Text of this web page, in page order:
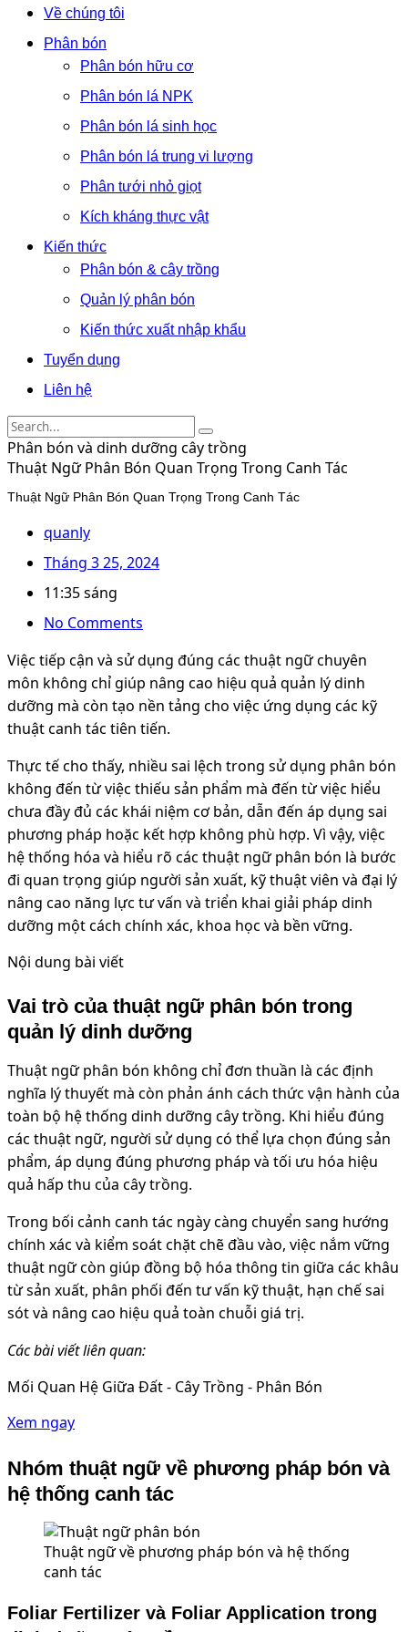
Về chúng tôi
Phân bón
Phân bón hữu cơ
Phân bón lá NPK
Phân bón lá sinh học
Phân bón lá trung vi lượng
Phân tưới nhỏ giọt
Kích kháng thực vật
Kiến thức
Phân bón & cây trồng
Quản lý phân bón
Kiến thức xuất nhập khẩu
Tuyển dụng
Liên hệ
Phân bón và dinh dưỡng cây trồng
Thuật Ngữ Phân Bón Quan Trọng Trong Canh Tác
Thuật Ngữ Phân Bón Quan Trọng Trong Canh Tác
quanly
Tháng 3 25, 2024
11:35 sáng
No Comments
Việc tiếp cận và sử dụng đúng các thuật ngữ chuyên
môn không chỉ giúp nâng cao hiệu quả quản lý dinh
dưỡng mà còn tạo nền tảng cho việc ứng dụng các kỹ
thuật canh tác tiên tiến.
Thực tế cho thấy, nhiều sai lệch trong sử dụng phân bón
không đến từ việc thiếu sản phẩm mà đến từ việc hiểu
chưa đầy đủ các khái niệm cơ bản, dẫn đến áp dụng sai
phương pháp hoặc kết hợp không phù hợp. Vì vậy, việc
hệ thống hóa và hiểu rõ các thuật ngữ phân bón là bước
đi quan trọng giúp người sản xuất, kỹ thuật viên và đại lý
nâng cao năng lực tư vấn và triển khai giải pháp dinh
dưỡng một cách chính xác, khoa học và bền vững.
Nội dung bài viết
Vai trò của thuật ngữ phân bón trong
quản lý dinh dưỡng
Thuật ngữ phân bón không chỉ đơn thuần là các định
nghĩa lý thuyết mà còn phản ánh cách thức vận hành của
toàn bộ hệ thống dinh dưỡng cây trồng. Khi hiểu đúng
các thuật ngữ, người sử dụng có thể lựa chọn đúng sản
phẩm, áp dụng đúng phương pháp và tối ưu hóa hiệu
quả hấp thu của cây trồng.
Trong bối cảnh canh tác ngày càng chuyển sang hướng
chính xác và kiểm soát chặt chẽ đầu vào, việc nắm vững
thuật ngữ còn giúp đồng bộ hóa thông tin giữa các khâu
từ sản xuất, phân phối đến tư vấn kỹ thuật, hạn chế sai
sót và nâng cao hiệu quả toàn chuỗi giá trị.
Các bài viết liên quan:
Mối Quan Hệ Giữa Đất - Cây Trồng - Phân Bón
Xem ngay
Nhóm thuật ngữ về phương pháp bón và
hệ thống canh tác
Thuật ngữ về phương pháp bón và hệ thống
canh tác
Foliar Fertilizer và Foliar Application trong